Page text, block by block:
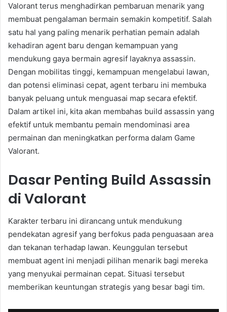
Valorant terus menghadirkan pembaruan menarik yang
membuat pengalaman bermain semakin kompetitif. Salah
satu hal yang paling menarik perhatian pemain adalah
kehadiran agent baru dengan kemampuan yang
mendukung gaya bermain agresif layaknya assassin.
Dengan mobilitas tinggi, kemampuan mengelabui lawan,
dan potensi eliminasi cepat, agent terbaru ini membuka
banyak peluang untuk menguasai map secara efektif.
Dalam artikel ini, kita akan membahas build assassin yang
efektif untuk membantu pemain mendominasi area
permainan dan meningkatkan performa dalam Game
Valorant.
Dasar Penting Build Assassin
di Valorant
Karakter terbaru ini dirancang untuk mendukung
pendekatan agresif yang berfokus pada penguasaan area
dan tekanan terhadap lawan. Keunggulan tersebut
membuat agent ini menjadi pilihan menarik bagi mereka
yang menyukai permainan cepat. Situasi tersebut
memberikan keuntungan strategis yang besar bagi tim.